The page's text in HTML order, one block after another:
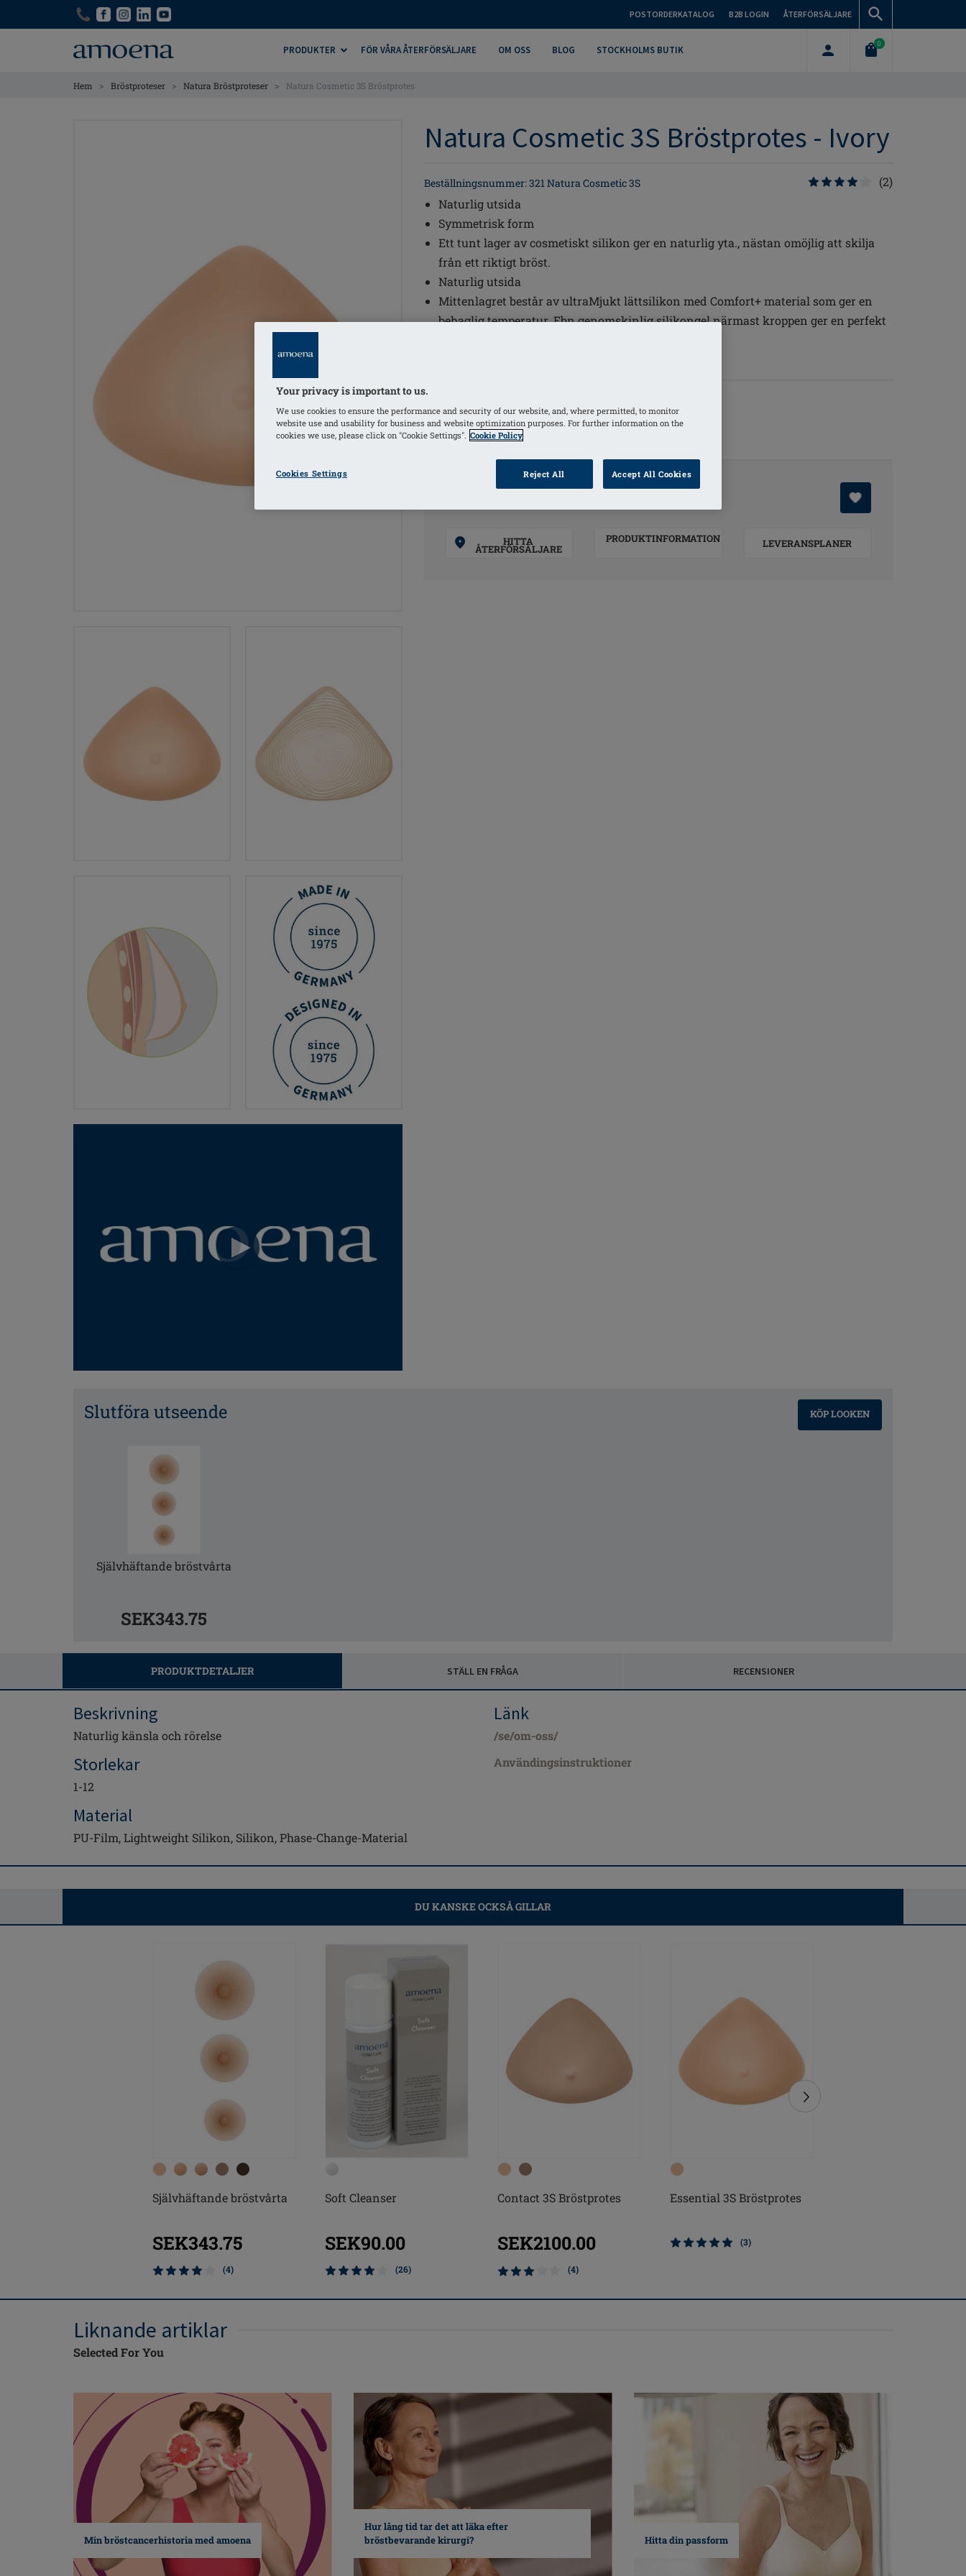
POSTORDERKATALOG B2B LOGIN ÅTERFÖRSÄLJARE
PRODUKTER FÖR VÅRA ÅTERFÖRSÄLJARE OM OSS BLOG STOCKHOLMS BUTIK
0
Hem > Bröstproteser > Natura Bröstproteser > Natura Cosmetic 3S Bröstprotes
Natura Cosmetic 3S Bröstprotes - Ivory
Beställningsnummer: 321 Natura Cosmetic 3S
(2)
Naturlig utsida
Symmetrisk form
Ett tunt lager av cosmetiskt silikon ger en naturlig yta., nästan omöjlig att skilja
från ett riktigt bröst.
Naturlig utsida
Mittenlagret består av ultraMjukt lättsilikon med Comfort+ material som ger en
behaglig temperatur. Ebn genomskinlig silikongel närmast kroppen ger en perfekt
FÄRGER
Ivory(Vald)
HITTA
ÅTERFÖRSÄLJARE
PRODUKTINFORMATION LEVERANSPLANER
Slutföra utseende
Självhäftande bröstvårta
SEK343.75
KÖP LOOKEN
PRODUKTDETALJER STÄLL EN FRÅGA RECENSIONER
Beskrivning
Naturlig känsla och rörelse
Storlekar
1-12
Material
PU-Film, Lightweight Silikon, Silikon, Phase-Change-Material
Länk
/se/om-oss/
Användingsinstruktioner
DU KANSKE OCKSÅ GILLAR
Självhäftande bröstvårta
SEK343.75
(4)
Soft Cleanser
SEK90.00
(26)
Contact 3S Bröstprotes
SEK2100.00
(4)
Essential 3S Bröstprotes
(3)
Liknande artiklar
Selected For You
Min bröstcancerhistoria med amoena
Hur lång tid tar det att läka efter
bröstbevarande kirurgi?
Hitta din passform
Your privacy is important to us.
We use cookies to ensure the performance and security of our website, and, where permitted, to monitor
website use and usability for business and website optimization purposes. For further information on the
cookies we use, please click on "Cookie Settings". Cookie Policy
Cookies Settings Reject All Accept All Cookies